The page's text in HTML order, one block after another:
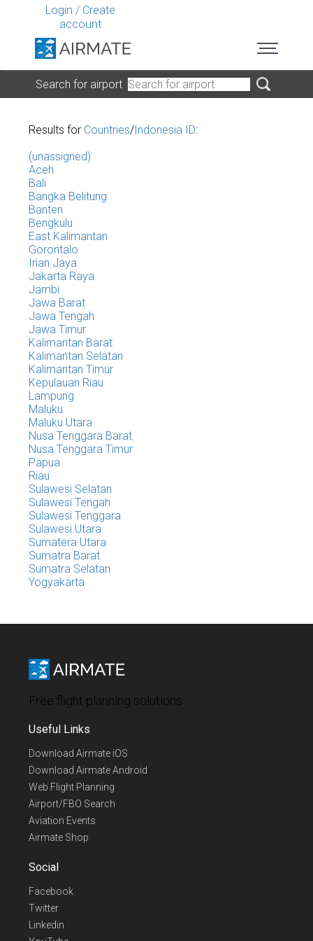
Login / Create
account
Search for airport
Results for Countries/Indonesia ID:
(unassigned)
Aceh
Bali
Bangka Belitung
Banten
Bengkulu
East Kalimantan
Gorontalo
Irian Jaya
Jakarta Raya
Jambi
Jawa Barat
Jawa Tengah
Jawa Timur
Kalimantan Barat
Kalimantan Selatan
Kalimantan Timur
Kepulauan Riau
Lampung
Maluku
Maluku Utara
Nusa Tenggara Barat
Nusa Tenggara Timur
Papua
Riau
Sulawesi Selatan
Sulawesi Tengah
Sulawesi Tenggara
Sulawesi Utara
Sumatera Utara
Sumatra Barat
Sumatra Selatan
Yogyakarta
Free flight planning solutions
Useful Links
Download Airmate iOS
Download Airmate Android
Web Flight Planning
Airport/FBO Search
Aviation Events
Airmate Shop
Social
Facebook
Twitter
Linkedin